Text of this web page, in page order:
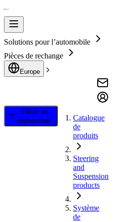
Solutions pour l’automobile
Pièces de rechange
Europe
Filtrer et
rechercher
Catalogue
de
produits
Steering
and
Suspension
products
Système
de